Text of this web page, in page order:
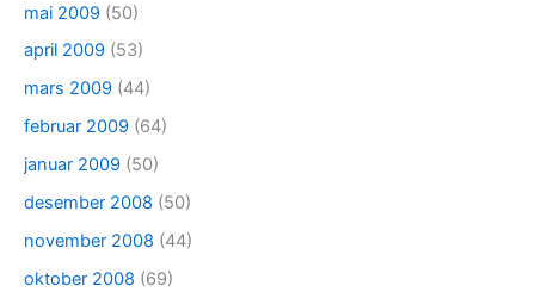
mai 2009 (50)
april 2009 (53)
mars 2009 (44)
februar 2009 (64)
januar 2009 (50)
desember 2008 (50)
november 2008 (44)
oktober 2008 (69)